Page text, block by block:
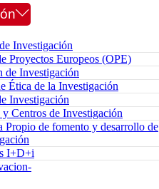
Investigación
Proyectos Europeos (OPE)
de Investigación
Ética de la Investigación
Investigación
Centros de Investigación
Propio de fomento y desarrollo de
I+D+i